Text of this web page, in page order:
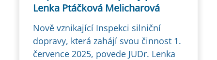
Lenka Ptáčková Melicharová
Nově vznikající Inspekci silniční
dopravy, která zahájí svou činnost 1.
července 2025, povede JUDr. Lenka